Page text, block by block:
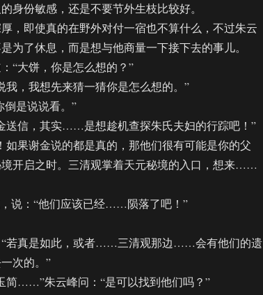
身份敏感，还是不要节外生枝比较好。
即使真的在野外对付一宿也不算什么，不过朱云
为了休息，而是想与他商量一下接下去的事儿。
大饼，你是怎么想的？”
，我想先来猜一猜你是怎么想的。”
是说说看。”
信，其实……是想趁机查探朱氏夫妇的行踪吧！”
果谢金说的都是真的，那他们很有可能是你的父
开启之时。三清观掌着天元秘境的入口，想来……
：“他们应该已经……陨落了吧！”
真是如此，或者……三清观那边……会有他们的遗
次的。”
……”朱云峰问：“是可以找到他们吗？”